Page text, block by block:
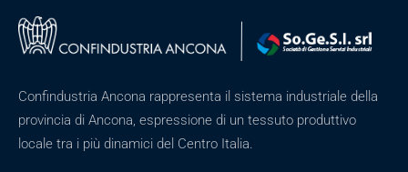
Confindustria Ancona rappresenta il sistema industriale della
provincia di Ancona, espressione di un tessuto produttivo
locale tra i più dinamici del Centro Italia.